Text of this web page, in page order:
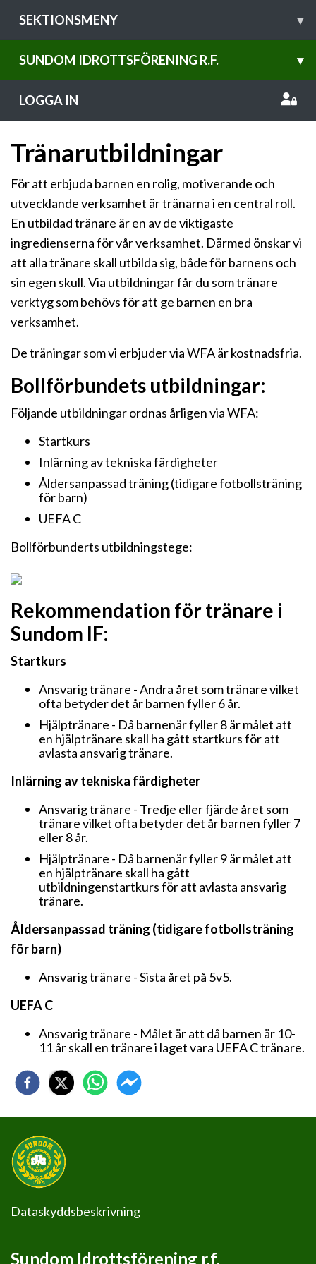
SEKTIONSMENY ▾
SUNDOM IDROTTSFÖRENING R.F. ▾
LOGGA IN
Tränarutbildningar
För att erbjuda barnen en rolig, motiverande och
utvecklande verksamhet är tränarna i en central roll.
En utbildad tränare är en av de viktigaste
ingredienserna för vår verksamhet. Därmed önskar vi
att alla tränare skall utbilda sig, både för barnens och
sin egen skull. Via utbildningar får du som tränare
verktyg som behövs för att ge barnen en bra
verksamhet.
De träningar som vi erbjuder via WFA är kostnadsfria.
Bollförbundets utbildningar:
Följande utbildningar ordnas årligen via WFA:
Startkurs
Inlärning av tekniska färdigheter
Åldersanpassad träning (tidigare fotbollsträning
för barn)
UEFA C
Bollförbunderts utbildningstege:
Rekommendation för tränare i
Sundom IF:
Startkurs
Ansvarig tränare - Andra året som tränare vilket
ofta betyder det år barnen fyller 6 år.
Hjälptränare - Då barnenär fyller 8 är målet att
en hjälptränare skall ha gått startkurs för att
avlasta ansvarig tränare.
Inlärning av tekniska färdigheter
Ansvarig tränare - Tredje eller fjärde året som
tränare vilket ofta betyder det år barnen fyller 7
eller 8 år.
Hjälptränare - Då barnenär fyller 9 är målet att
en hjälptränare skall ha gått
utbildningenstartkurs för att avlasta ansvarig
tränare.
Åldersanpassad träning (tidigare fotbollsträning
för barn)
Ansvarig tränare - Sista året på 5v5.
UEFA C
Ansvarig tränare - Målet är att då barnen är 10-
11 år skall en tränare i laget vara UEFA C tränare.
Dataskyddsbeskrivning
Sundom Idrottsförening r.f.